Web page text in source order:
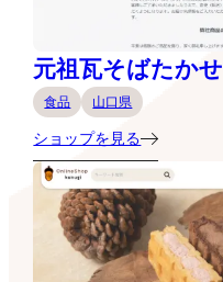
元祖瓦そばたかせ
食品 山口県
ショップを見る